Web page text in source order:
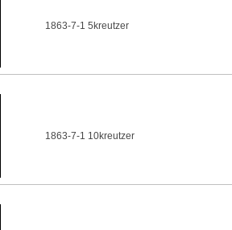
1863-7-1 5kreutzer
1863-7-1 10kreutzer